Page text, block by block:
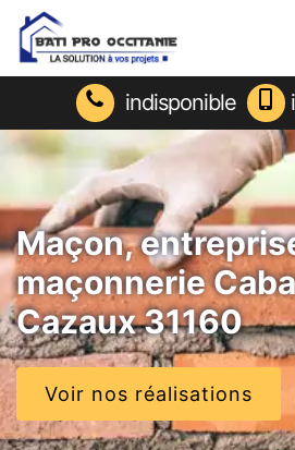
indisponible
Maçon,
maçonnerie
Cazaux 31160
Voir nos réalisations